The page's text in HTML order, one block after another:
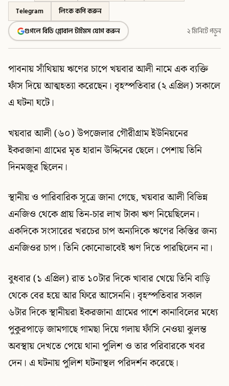
Telegram
লিংক কপি করুন
গুগলে বিডি গ্লোবাল টাইমস যোগ করুন
২ মিনিটে পড়ুন
পাবনায় সাঁথিয়ায় ঋণের চাপে খয়বার আলী নামে এক ব্যক্তি
ফাঁস দিয়ে আত্মহত্যা করেছেন। বৃহস্পতিবার (২ এপ্রিল) সকালে
এ ঘটনা ঘটে।
খয়বার আলী (৬০) উপজেলার গৌরীগ্রাম ইউনিয়নের
ইকরজানা গ্রামের মৃত হারান উদ্দিনের ছেলে। পেশায় তিনি
দিনমজুর ছিলেন।
স্থানীয় ও পারিবারিক সূত্রে জানা গেছে, খয়বার আলী বিভিন্ন
এনজিও থেকে প্রায় তিন-চার লাখ টাকা ঋণ নিয়েছিলেন।
একদিকে সংসারের খরচের চাপ অন্যদিকে ঋণের কিস্তির জন্য
এনজিওর চাপ। তিনি কোনোভাবেই ঋণ দিতে পারছিলেন না।
বুধবার (১ এপ্রিল) রাত ১০টার দিকে খাবার খেয়ে তিনি বাড়ি
থেকে বের হয়ে আর ফিরে আসেননি। বৃহস্পতিবার সকাল
৬টার দিকে স্থানীয়রা ইকরজানা গ্রামের পাশে কানাবিলের মধ্যে
পুকুরপাড়ে জামগাছে গামছা দিয়ে গলায় ফাঁসি নেওয়া ঝুলন্ত
অবস্থায় দেখতে পেয়ে থানা পুলিশ ও তার পরিবারকে খবর
দেন। এ ঘটনায় পুলিশ ঘটনাস্থল পরিদর্শন করেছে।